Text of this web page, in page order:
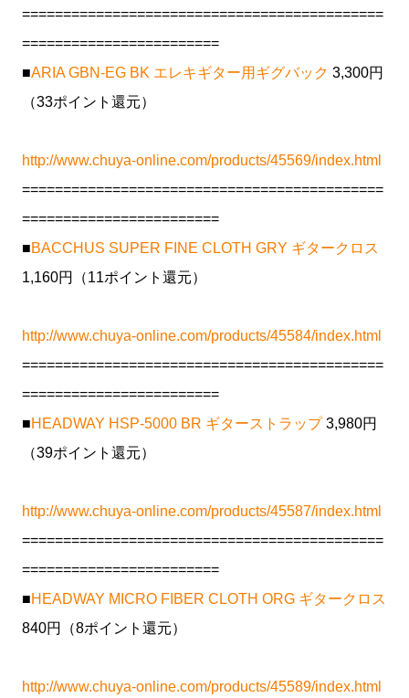
============================================
========================
■ARIA GBN-EG BK エレキギター用ギグバック 3,300円
（33ポイント還元）
http://www.chuya-online.com/products/45569/index.html
============================================
========================
■BACCHUS SUPER FINE CLOTH GRY ギタークロス
1,160円（11ポイント還元）
http://www.chuya-online.com/products/45584/index.html
============================================
========================
■HEADWAY HSP-5000 BR ギターストラップ3,980円
（39ポイント還元）
http://www.chuya-online.com/products/45587/index.html
============================================
========================
■HEADWAY MICRO FIBER CLOTH ORG ギタークロス
840円（8ポイント還元）
http://www.chuya-online.com/products/45589/index.html